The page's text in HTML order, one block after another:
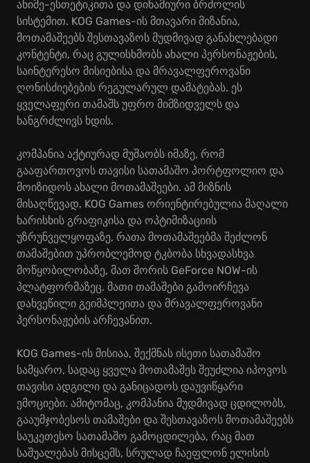
ანიმე-ესთეტიკითა და დინამიური ბრძოლის
სისტემით. KOG Games-ის მთავარი მიზანია,
მოთამაშეებს შესთავაზოს მუდმივად განახლებადი
კონტენტი, რაც გულისხმობს ახალი პერსონაჟების,
საინტერესო მისიებისა და მრავალფეროვანი
ღონისძიებების რეგულარულ დამატებას. ეს
ყველაფერი თამაშს უფრო მიმზიდველს და
ხანგრძლივს ხდის.
კომპანია აქტიურად მუშაობს იმაზე, რომ
გააფართოვოს თავისი სათამაშო პორტფოლიო და
მოიზიდოს ახალი მოთამაშეები. ამ მიზნის
მისაღწევად, KOG Games ორიენტირებულია მაღალი
ხარისხის გრაფიკისა და ოპტიმიზაციის
უზრუნველყოფაზე, რათა მოთამაშეებმა შეძლონ
თამაშებით უპრობლემოდ ტკბობა სხვადასხვა
მოწყობილობაზე, მათ შორის GeForce NOW-ის
პლატფორმაზეც. მათი თამაშები გამოირჩევა
დახვეწილი გეიმპლეითა და მრავალფეროვანი
პერსონაჟების არჩევანით.
KOG Games-ის მისიაა, შექმნას ისეთი სათამაშო
სამყარო, სადაც ყველა მოთამაშეს შეუძლია იპოვოს
თავისი ადგილი და განიცადოს დაუვიწყარი
ემოციები. ამიტომაც, კომპანია მუდმივად ცდილობს,
გააუმჯობესოს თამაშები და შესთავაზოს მოთამაშეებს
საუკეთესო სათამაშო გამოცდილება, რაც მათ
საშუალებას მისცემს, სრულად ჩაეფლონ ელისის